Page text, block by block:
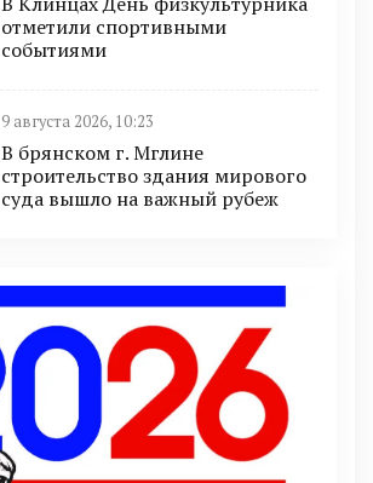
отметили спортивными
событиями
9 августа 2026, 10:23
В брянском г. Мглине
строительство здания мирового
суда вышло на важный рубеж